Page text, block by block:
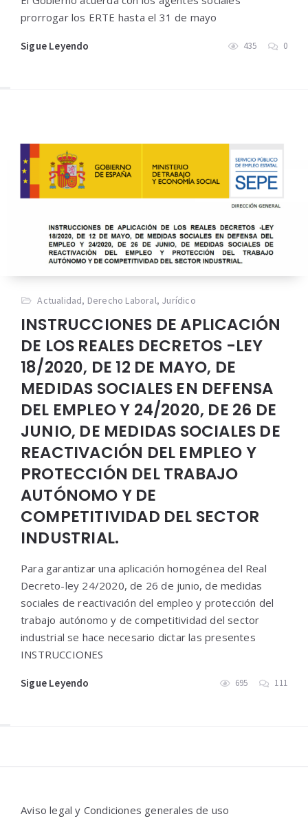
prorrogar los ERTE hasta el 31 de mayo
Sigue Leyendo 435 0
Actualidad, Derecho Laboral, Jurídico
INSTRUCCIONES DE APLICACIÓN
DE LOS REALES DECRETOS -LEY
18/2020, DE 12 DE MAYO, DE
MEDIDAS SOCIALES EN DEFENSA
DEL EMPLEO Y 24/2020, DE 26 DE
JUNIO, DE MEDIDAS SOCIALES DE
REACTIVACIÓN DEL EMPLEO Y
PROTECCIÓN DEL TRABAJO
AUTÓNOMO Y DE
COMPETITIVIDAD DEL SECTOR
INDUSTRIAL.
Para garantizar una aplicación homogénea del Real
Decreto-ley 24/2020, de 26 de junio, de medidas
sociales de reactivación del empleo y protección del
trabajo autónomo y de competitividad del sector
industrial se hace necesario dictar las presentes
INSTRUCCIONES
Sigue Leyendo 695 111
Aviso legal y Condiciones generales de uso